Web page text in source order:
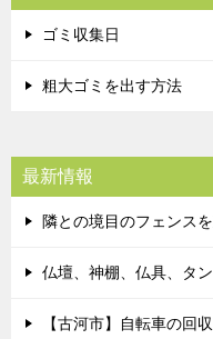
ゴミ収集日
粗大ゴミを出す方法
最新情報
隣との境目のフェンス
仏壇、神棚、仏具、タ
【古河市】自転車の